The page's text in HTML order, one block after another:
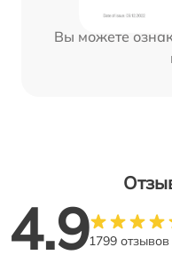
Вы можете
4.91799 отзывов